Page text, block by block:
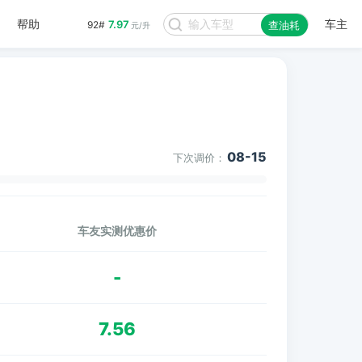
92# 7.97 元/升 查油耗 车主
帮助
下次调价： 08-15
车友实测优惠价
-
7.56